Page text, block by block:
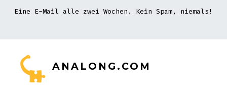
Eine E-Mail alle zwei Wochen. Kein Spam, niemals!
ANALONG.COM